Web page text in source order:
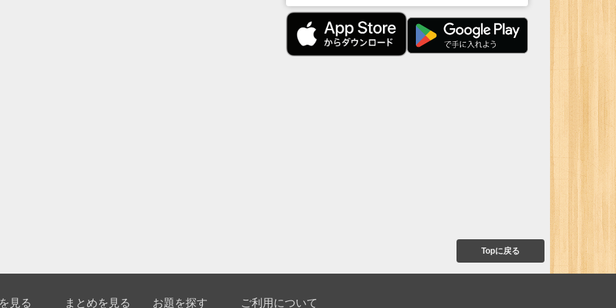
Topに戻る
見る まとめを見る お題を探す ご利用について